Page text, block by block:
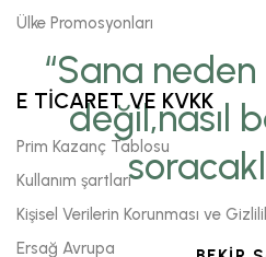
“Sana neden
değil,nasıl
Ülke Promosyonları
E TİCARET VE KVKK
Prim Kazanç Tablosu
Kullanım şartları
Kişisel Verilerin Korunması ve
Ersağ Avrupa